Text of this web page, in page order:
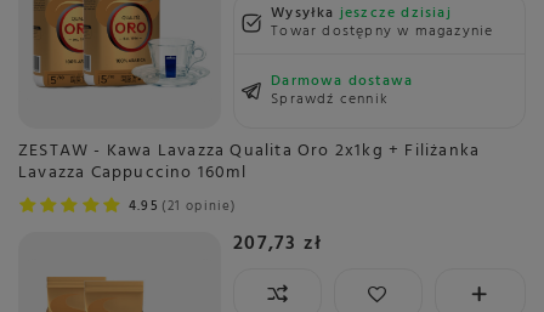
Wysyłkajeszcze dzisiaj
Towar dostępny w magazynie
Darmowa dostawa
Sprawdź cennik
ZESTAW - Kawa Lavazza Qualita Oro 2x1kg + Filiżanka
Lavazza Cappuccino 160ml
4.95 21 opinie
207,73 zł